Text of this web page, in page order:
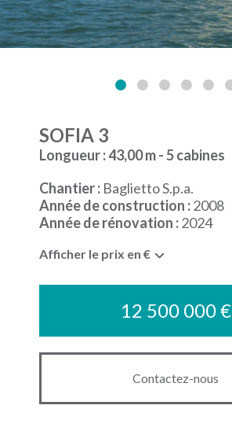
SOFIA 3
Longueur : 43,00 m - 5 cabines
Chantier : Baglietto S.p.a.
Année de construction :2008
Année de rénovation :2024
12 500 000 €
Contactez-nous
Afficher le prix en €